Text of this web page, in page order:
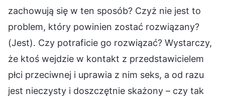
zachowują się w ten sposób? Czyż nie jest to
problem, który powinien zostać rozwiązany?
(Jest). Czy potraficie go rozwiązać? Wystarczy,
że ktoś wejdzie w kontakt z przedstawicielem
płci przeciwnej i uprawia z nim seks, a od razu
jest nieczysty i doszczętnie skażony – czy tak